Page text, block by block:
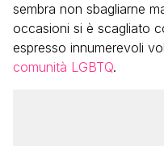
sembra non sbagliarne
occasioni si è scagliato
espresso innumerevoli
comunità LGBTQ.